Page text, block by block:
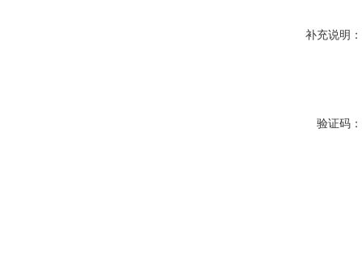
补充说明：
验证码：